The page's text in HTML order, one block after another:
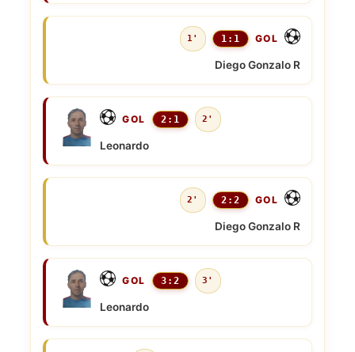
1' 1:1 GOL
Diego Gonzalo R
GOL 2:1 2'
Leonardo
2' 2:2 GOL
Diego Gonzalo R
GOL 3:2 3'
Leonardo